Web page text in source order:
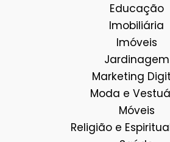
Educação
Imobiliária
Imóveis
Jardinagem
Marketing
Moda e
Móveis
Religião e